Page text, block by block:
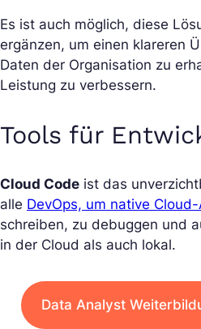
Es ist auch möglich, diese
ergänzen, um einen klareren
Daten der Organisation zu
Leistung zu verbessern.
Tools für
Cloud Code ist das
alle DevOps, um native
schreiben, zu debuggen und
in der Cloud als auch lokal.
Data Analyst